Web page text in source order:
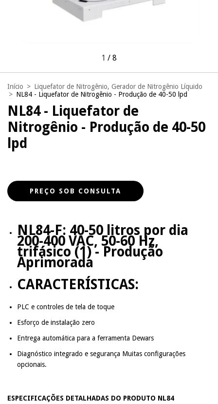
1 / 8
Início > Liquefator de Nitrogênio, Gerador de Nitrogênio Líquido
> NL84 - Liquefator de Nitrogênio - Produção de 40-50 lpd
NL84 - Liquefator de
Nitrogênio - Produção de 40-50
lpd
NL84-F: 40-50 litros por dia
200-400 VAC, 50-60 Hz,
trifásico (1) - Produção
Aprimorada
CARACTERÍSTICAS:
PLC e controles de tela de toque
Esforço de instalação zero
Entrega automática para a ferramenta Dewars
Diagnóstico integrado e segurança Muitas configurações
opcionais.
ESPECIFICAÇÕES DETALHADAS DO PRODUTO NL84